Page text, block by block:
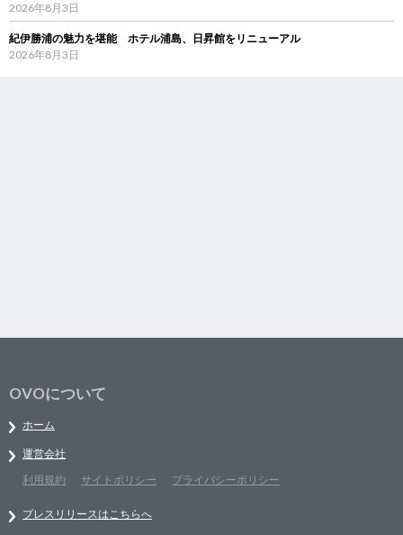
2026年8月3日
紀伊勝浦の魅力を堪能 ホテル浦島、日昇館をリニューアル
2026年8月3日
OVOについて
ホーム
運営会社
利用規約
サイトポリシー プライバシーポリシー
プレスリリースはこちらへ